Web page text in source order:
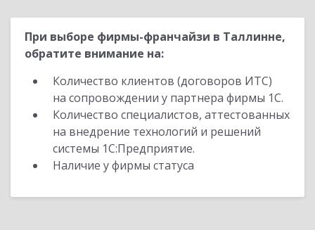
При выборе фирмы-франчайзи в Таллинне,
обратите внимание на:
Количество клиентов (договоров ИТС)
на сопровождении у партнера фирмы 1С.
Количество специалистов, аттестованных
на внедрение технологий и решений
системы 1С:Предприятие.
Наличие у фирмы статуса